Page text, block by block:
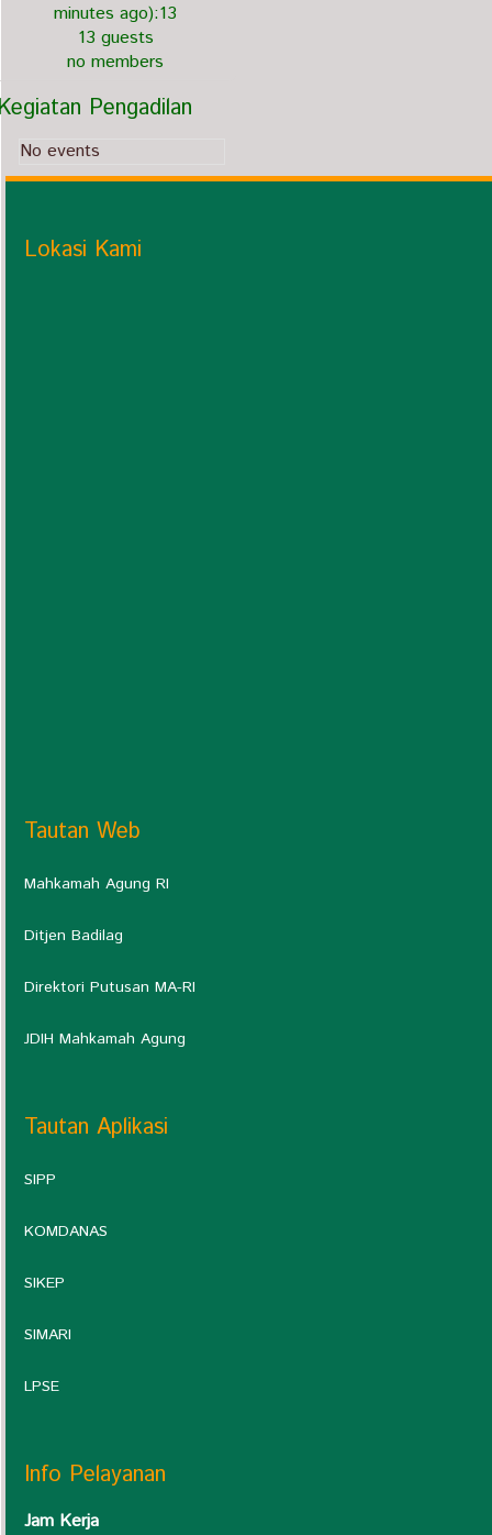
minutes ago):13
13 guests
no members
Pengadilan
No events
Lokasi Kami
Tautan Web
Mahkamah Agung RI
Ditjen Badilag
Direktori Putusan MA-RI
JDIH Mahkamah Agung
Tautan Aplikasi
SIPP
KOMDANAS
SIKEP
SIMARI
LPSE
Info Pelayanan
Jam Kerja